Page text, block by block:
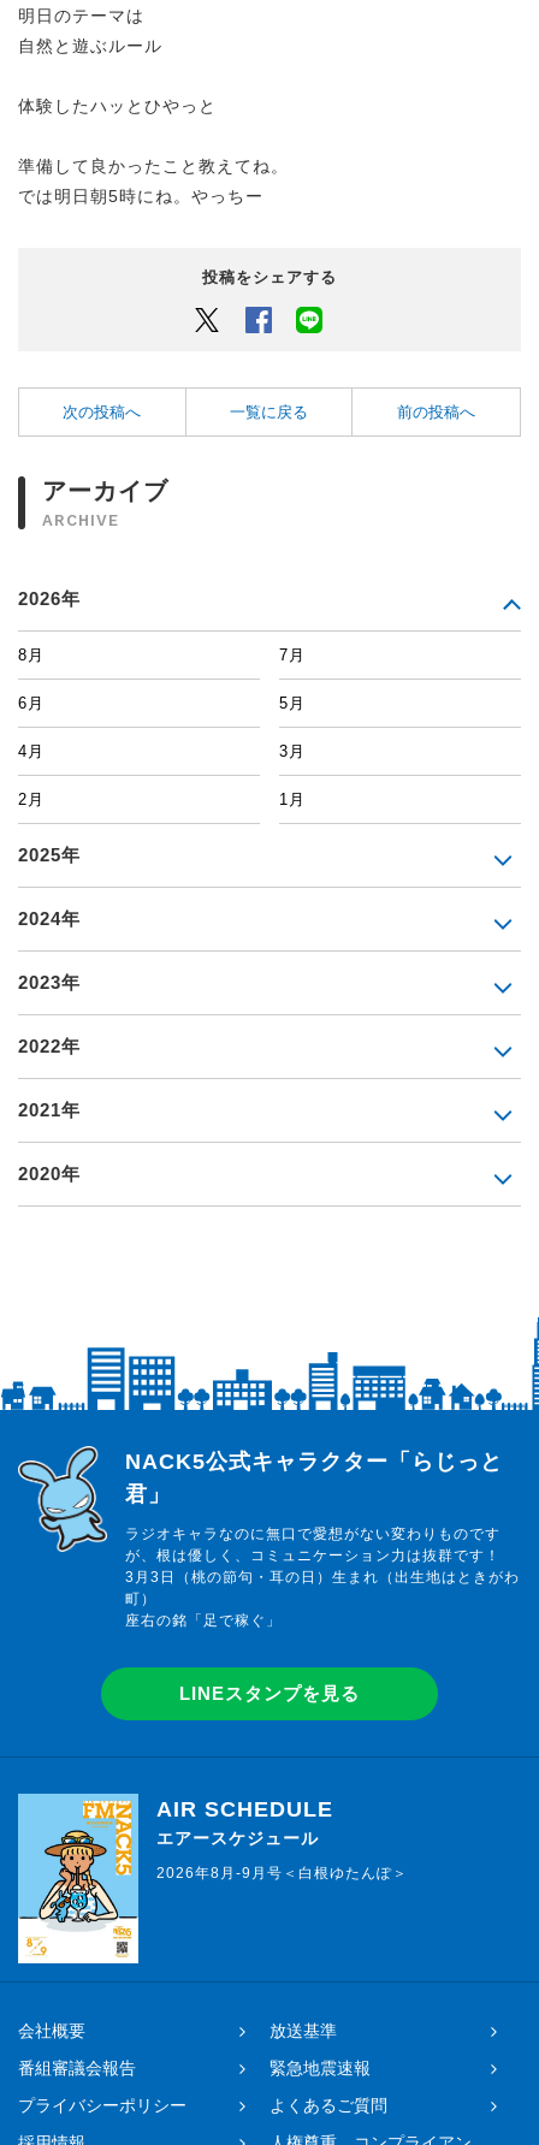
明日のテーマは
自然と遊ぶルール
体験したハッとひやっと
準備して良かったこと教えてね。
では明日朝5時にね。やっちー
投稿をシェアする
Twitter Facebook
次の投稿へ 一覧に戻る 前の投稿へ
アーカイブ
ARCHIVE
2026年
8月 7月
6月 5月
4月 3月
2月 1月
2025年
2024年
2023年
2022年
2021年
2020年
らじっと君
NACK5公式キャラクター「らじっと
君」
ラジオキャラなのに無口で愛想がない変わりものです
が、根は優しく、コミュニケーション力は抜群です！
3月3日（桃の節句・耳の日）生まれ（出生地はときがわ
町）
座右の銘「足で稼ぐ」
LINEスタンプを見る
AIR SCHEDULE
エアースケジュール
2026年8月-9月号＜白根ゆたんぽ＞
会社概要
放送基準
番組審議会報告
緊急地震速報
プライバシーポリシー
よくあるご質問